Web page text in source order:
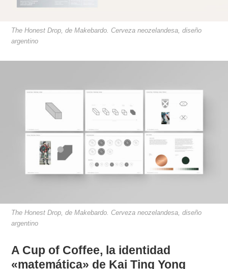
The Honest Drop, de Makebardo. Cerveza neozelandesa, diseño
argentino
The Honest Drop, de Makebardo. Cerveza neozelandesa, diseño
argentino
A Cup of Coffee, la identidad
«matemática» de Kai Ting Yong